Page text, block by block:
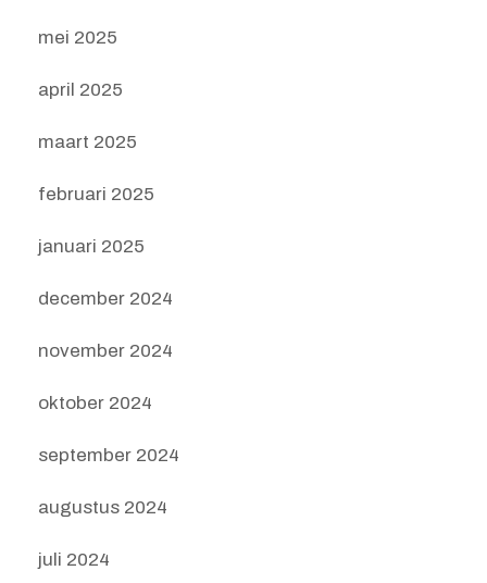
mei 2025
april 2025
maart 2025
februari 2025
januari 2025
december 2024
november 2024
oktober 2024
september 2024
augustus 2024
juli 2024